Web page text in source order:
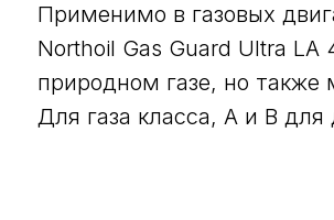
Применимо в газовых
Northoil Gas Guard Ultra
природном газе, но также
Для газа класса, А и B